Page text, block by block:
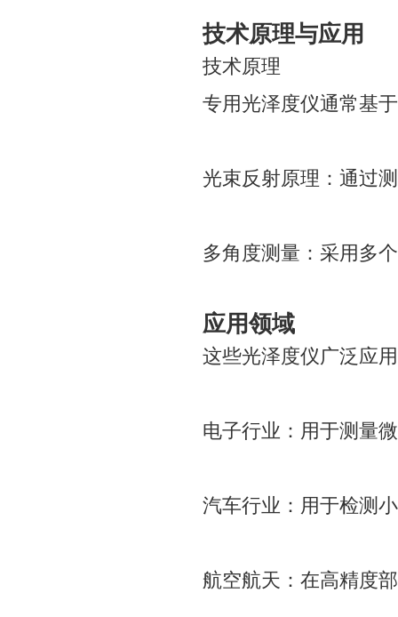
技术原理与应用
技术原理
专用光泽度仪通常基
光束反射原理：通过
多角度测量：采用多
应用领域
这些光泽度仪广泛应
电子行业：用于测量
汽车行业：用于检测
航空航天：在高精度